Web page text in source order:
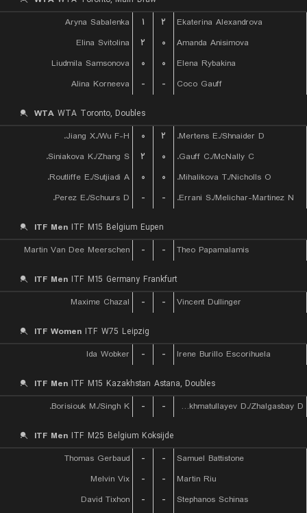
Aryna Sabalenka
۱ ۲
Ekaterina Alexandrova
Elina Svitolina
۲ ۰
Amanda Anisimova
Liudmila Samsonova
۰ ۰
Elena Rybakina
Alina Korneeva
- - Coco Gauff
WTA WTA Toronto, Doubles
Jiang X./Wu F-H.
۰ ۲
Mertens E./Shnaider D.
Siniakova K./Zhang S.
۲ ۰
Gauff C./McNally C.
Routliffe E./Sutjiadi A.
۰ ۰
Mihalikova T./Nicholls O.
Perez E./Schuurs D.
- - Errani S./Melichar-Martinez N.
ITF Men ITF M15 Belgium Eupen
Martin Van Dee Meerschen
- - Theo Papamalamis
ITF Men ITF M15 Germany Frankfurt
Maxime Chazal
- - Vincent Dullinger
ITF Women ITF W75 Leipzig
Ida Wobker
- - Irene Burillo Escorihuela
ITF Men ITF M15 Kazakhstan Astana, Doubles
Borisiouk M./Singh K.
- - Rakhmatullayev D./Zhalgasbay D.
ITF Men ITF M25 Belgium Koksijde
Thomas Gerbaud
- -
Samuel Battistone
Melvin Vix
- -
Martin Riu
David Tixhon
- -
Stephanos Schinas